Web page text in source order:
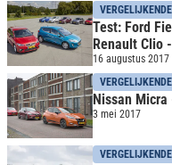
Test: Ford
Renault Clio
16 augustus 2017
Nissan
3 mei 2017